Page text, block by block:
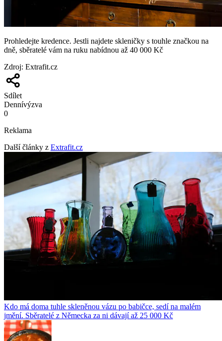
Prohledejte kredence. Jestli najdete skleničky s touhle značkou na
dně, sběratelé vám na ruku nabídnou až 40 000 Kč
Zdroj: Extrafit.cz
Sdílet
Dennívýzva
0
Reklama
Další články z Extrafit.cz
Kdo má doma tuhle skleněnou vázu po babičce, sedí na malém
jmění. Sběratelé z Německa za ni dávají až 25 000 Kč